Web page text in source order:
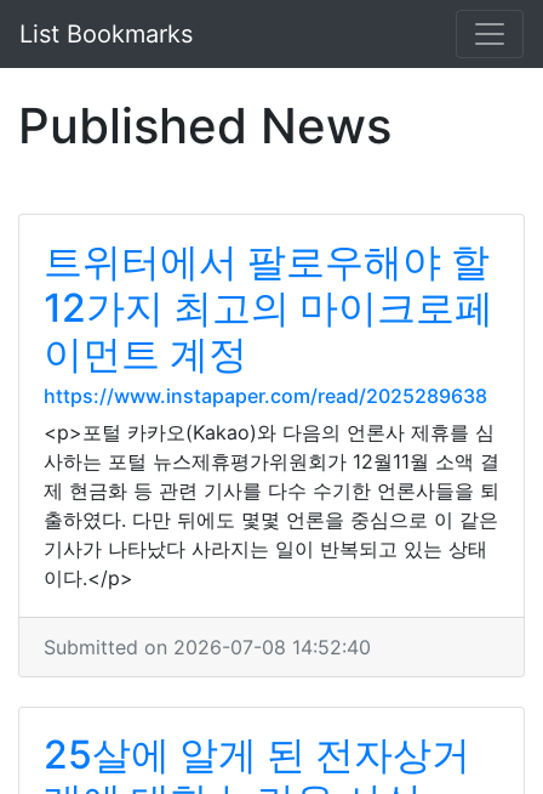
List Bookmarks
Published News
트위터에서 팔로우해야 할
12가지 최고의 마이크로페
이먼트 계정
https://www.instapaper.com/read/2025289638
<p>포털 카카오(Kakao)와 다음의 언론사 제휴를 심
사하는 포털 뉴스제휴평가위원회가 12월11월 소액 결
제 현금화 등 관련 기사를 다수 수기한 언론사들을 퇴
출하였다. 다만 뒤에도 몇몇 언론을 중심으로 이 같은
기사가 나타났다 사라지는 일이 반복되고 있는 상태
이다.</p>
Submitted on 2026-07-08 14:52:40
25살에 알게 된 전자상거